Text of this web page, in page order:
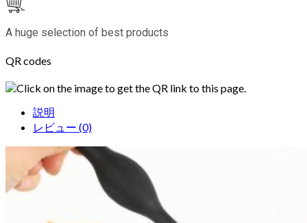
A huge selection of best products
QR codes
Click on the image to get the QR link to this page.
説明
レビュー (0)